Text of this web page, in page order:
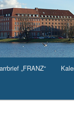
„FRANZ“